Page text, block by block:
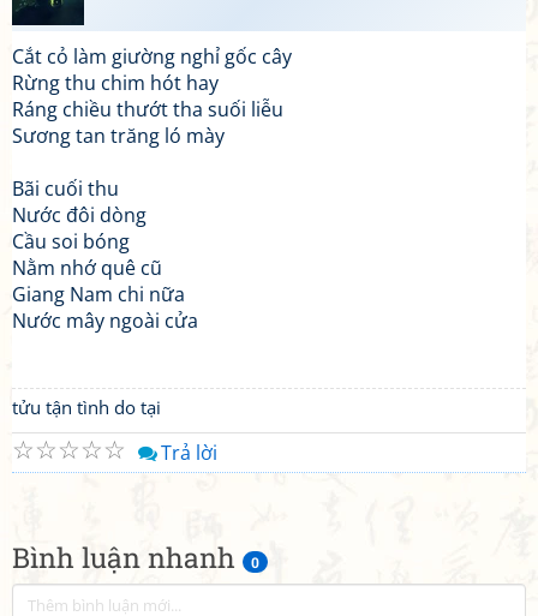
Bình luận nhanh 0
Cắt cỏ làm giường nghỉ gốc cây
Rừng thu chim hót hay
Ráng chiều thướt tha suối liễu
Sương tan trăng ló mày
Bãi cuối thu
Nước đôi dòng
Cầu soi bóng
Nằm nhớ quê cũ
Giang Nam chi nữa
Nước mây ngoài cửa
tửu tận tình do tại
☆
☆
☆
☆
☆ Trả lời